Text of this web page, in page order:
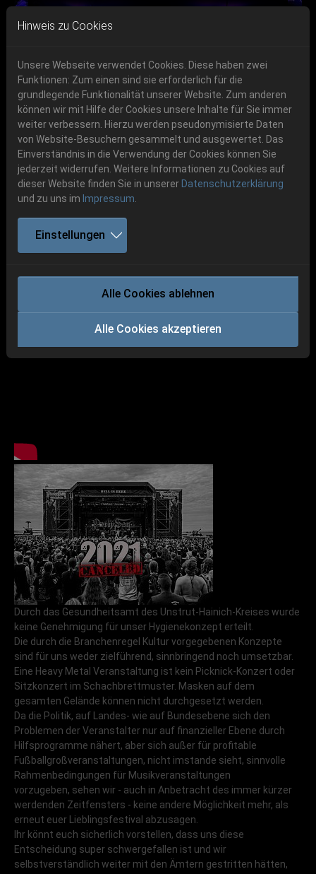
Skip to main navigation
Skip to main content
Skip to page footer
06.-08. August 2026
Schlotheim, Flugplatz Obermehler
Previous Next
Wieder ein Jahr ohne Party.San Metal
Open Air
Lange haben wir gekämpft, aber am Ende doch verloren.
Leider müssen wir euch mitteilen, dass auch 2021 ein Jahr
ohne Party.San Metal Open Air sein wird.
Durch das Gesundheitsamt des Unstrut-Hainich-Kreises wurde
keine Genehmigung für unser Hygienekonzept erteilt.
Die durch die Branchenregel Kultur vorgegebenen Konzepte
sind für uns weder zielführend, sinnbringend noch umsetzbar.
Eine Heavy Metal Veranstaltung ist kein Picknick-Konzert oder
Sitzkonzert im Schachbrettmuster. Masken auf dem
gesamten Gelände können nicht durchgesetzt werden.
Da die Politik, auf Landes- wie auf Bundesebene sich den
Problemen der Veranstalter nur auf finanzieller Ebene durch
Hilfsprogramme nähert, aber sich außer für profitable
Fußballgroßveranstaltungen, nicht imstande sieht, sinnvolle
Rahmenbedingungen für Musikveranstaltungen
vorzugeben, sehen wir - auch in Anbetracht des immer kürzer
werdenden Zeitfensters - keine andere Möglichkeit mehr, als
erneut euer Lieblingsfestival abzusagen.
Ihr könnt euch sicherlich vorstellen, dass uns diese
Entscheidung super schwergefallen ist und wir
selbstverständlich weiter mit den Ämtern gestritten hätten,
Hinweis zu Cookies
Unsere Webseite verwendet Cookies. Diese haben zwei
Funktionen: Zum einen sind sie erforderlich für die
grundlegende Funktionalität unserer Website. Zum anderen
können wir mit Hilfe der Cookies unsere Inhalte für Sie immer
weiter verbessern. Hierzu werden pseudonymisierte Daten
von Website-Besuchern gesammelt und ausgewertet. Das
Einverständnis in die Verwendung der Cookies können Sie
jederzeit widerrufen. Weitere Informationen zu Cookies auf
dieser Website finden Sie in unserer Datenschutzerklärung
und zu uns im Impressum
Einstellungen
Alle Cookies ablehnen
Alle Cookies akzeptieren